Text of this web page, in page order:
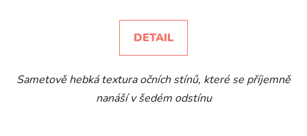
DETAIL
Sametově hebká textura očních stínů, které se příjemně
nanáší v šedém odstínu